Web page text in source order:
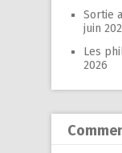
Sortie
juin
Les
2026